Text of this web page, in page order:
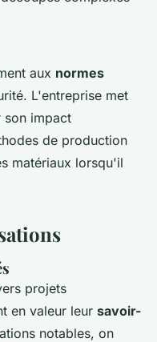
aux normes
L'entreprise met
son impact
de production
matériaux lorsqu'il
projets
en valeur leur savoir-
notables, on